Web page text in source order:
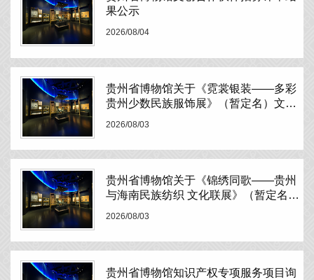
果公示
2026/08/04
贵州省博物馆关于《霓裳银装——多彩
贵州少数民族服饰展》（暂定名）文物
2026/08/03
贵州省博物馆关于《锦绣同歌——贵州
与海南民族纺织 文化联展》（暂定名）
2026/08/03
贵州省博物馆知识产权专项服务项目询